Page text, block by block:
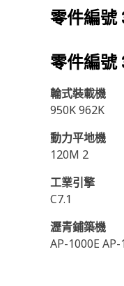
零件編號
零件編號
輪式裝載機
950K 962K
動力平地機
120M 2
工業引擎
C7.1
瀝青鋪築機
AP-1000E